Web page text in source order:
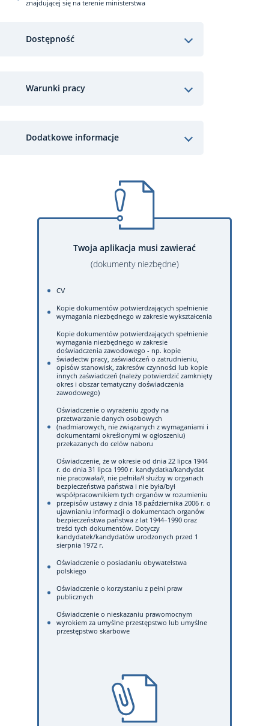
znajdującej się na terenie ministerstwa
Dostępność
Warunki pracy
Dodatkowe informacje
Twoja aplikacja musi zawierać
(dokumenty niezbędne)
CV
Kopie dokumentów potwierdzających spełnienie
wymagania niezbędnego w zakresie wykształcenia
Kopie dokumentów potwierdzających spełnienie
wymagania niezbędnego w zakresie
doświadczenia zawodowego - np. kopie
świadectw pracy, zaświadczeń o zatrudnieniu,
opisów stanowisk, zakresów czynności lub kopie
innych zaświadczeń (należy potwierdzić zamknięty
okres i obszar tematyczny doświadczenia
zawodowego)
Oświadczenie o wyrażeniu zgody na
przetwarzanie danych osobowych
(nadmiarowych, nie związanych z wymaganiami i
dokumentami określonymi w ogłoszeniu)
przekazanych do celów naboru
Oświadczenie, że w okresie od dnia 22 lipca 1944
r. do dnia 31 lipca 1990 r. kandydatka/kandydat
nie pracowała/ł, nie pełniła/ł służby w organach
bezpieczeństwa państwa i nie była/był
współpracownikiem tych organów w rozumieniu
przepisów ustawy z dnia 18 października 2006 r. o
ujawnianiu informacji o dokumentach organów
bezpieczeństwa państwa z lat 1944–1990 oraz
treści tych dokumentów. Dotyczy
kandydatek/kandydatów urodzonych przed 1
sierpnia 1972 r.
Oświadczenie o posiadaniu obywatelstwa
polskiego
Oświadczenie o korzystaniu z pełni praw
publicznych
Oświadczenie o nieskazaniu prawomocnym
wyrokiem za umyślne przestępstwo lub umyślne
przestępstwo skarbowe